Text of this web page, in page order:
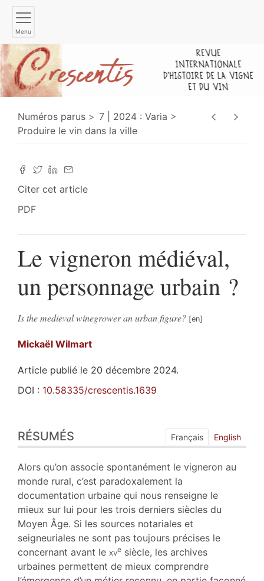
Menu
Numéros parus
7 | 2024 : Varia
Produire le vin dans la ville
Citer cet article
PDF
Le vigneron médiéval,
un personnage urbain ?
Is the medieval winegrower an urban figure?
Mickaël Wilmart
Article publié le 20 décembre 2024.
DOI : 10.58335/crescentis.1639
Index
Plan
Texte
Bibliographie
Notes
Citer cet article
Auteur
RÉSUMÉS Français English
Alors qu’on associe spontanément le vigneron au
monde rural, c’est paradoxalement la
documentation urbaine qui nous renseigne le
mieux sur lui pour les trois derniers siècles du
Moyen Âge. Si les sources notariales et
seigneuriales ne sont pas toujours précises le
concernant avant le xve siècle, les archives
urbaines permettent de mieux comprendre